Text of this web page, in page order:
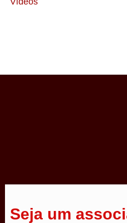
Seja um